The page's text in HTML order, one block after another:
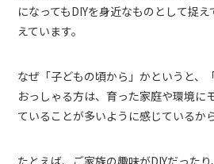
になってもDIYを身近なものとして捉
えています。
なぜ「子どもの頃から」かというと、
おっしゃる方は、育った家庭や環境に
ていることが多いように感じているから
たとえば、ご家族の趣味がDIYだった